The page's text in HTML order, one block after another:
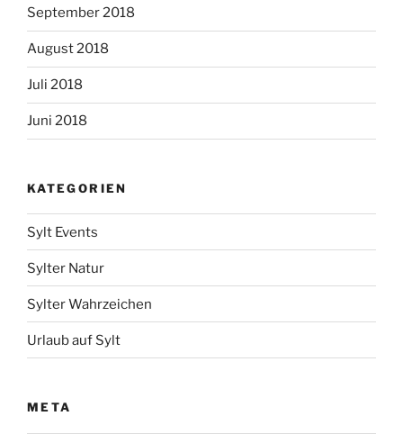
September 2018
August 2018
Juli 2018
Juni 2018
KATEGORIEN
Sylt Events
Sylter Natur
Sylter Wahrzeichen
Urlaub auf Sylt
META